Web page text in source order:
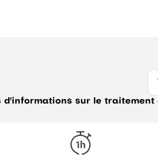
d'informations sur le